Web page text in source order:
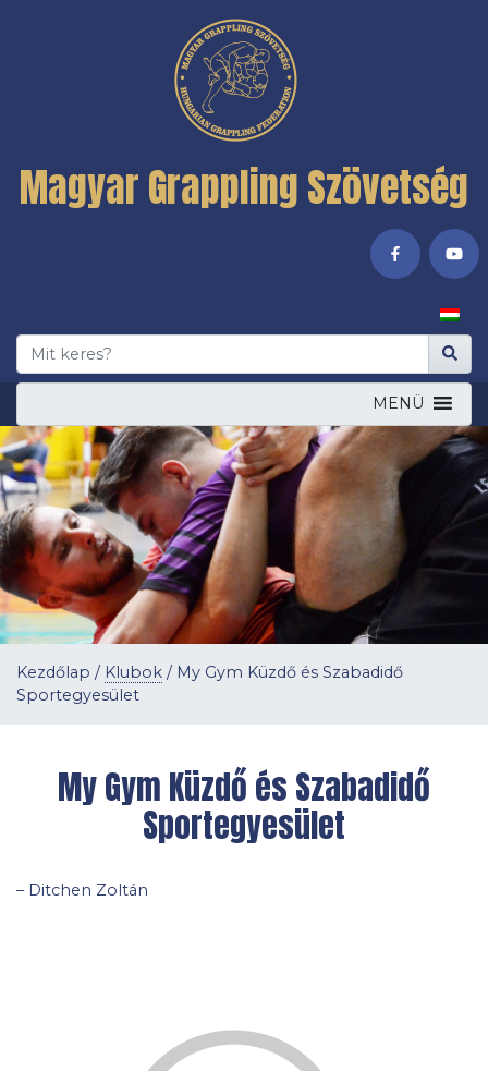
Magyar Grappling Szövetség
MENÜ
Kezdőlap / Klubok / My Gym Küzdő és Szabadidő
Sportegyesület
My Gym Küzdő és Szabadidő
Sportegyesület
– Ditchen Zoltán